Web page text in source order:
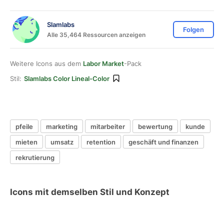
Slamlabs
Alle 35,464 Ressourcen anzeigen
Folgen
Weitere Icons aus dem Labor Market-Pack
Stil: Slamlabs Color Lineal-Color
pfeile marketing mitarbeiter bewertung
kunde
mieten
umsatz retention
geschäft und finanzen
rekrutierung
Icons mit demselben Stil und Konzept